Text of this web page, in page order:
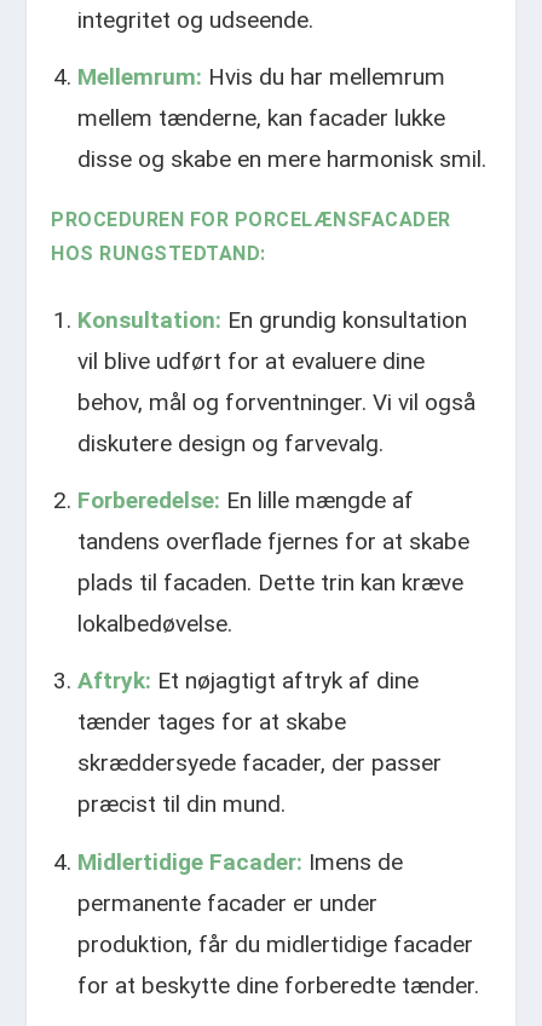
integritet og udseende.
Mellemrum: Hvis du har mellemrum
mellem tænderne, kan facader lukke
disse og skabe en mere harmonisk smil.
PROCEDUREN FOR PORCELÆNSFACADER
HOS RUNGSTEDTAND:
Konsultation: En grundig konsultation
vil blive udført for at evaluere dine
behov, mål og forventninger. Vi vil også
diskutere design og farvevalg.
Forberedelse: En lille mængde af
tandens overflade fjernes for at skabe
plads til facaden. Dette trin kan kræve
lokalbedøvelse.
Aftryk: Et nøjagtigt aftryk af dine
tænder tages for at skabe
skræddersyede facader, der passer
præcist til din mund.
Midlertidige Facader: Imens de
permanente facader er under
produktion, får du midlertidige facader
for at beskytte dine forberedte tænder.